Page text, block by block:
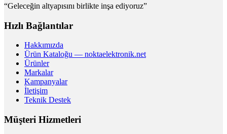
“Geleceğin altyapısını birlikte inşa ediyoruz”
Hızlı Bağlantılar
Hakkımızda
Ürün Kataloğu — noktaelektronik.net
Ürünler
Markalar
Kampanyalar
İletişim
Teknik Destek
Müşteri Hizmetleri